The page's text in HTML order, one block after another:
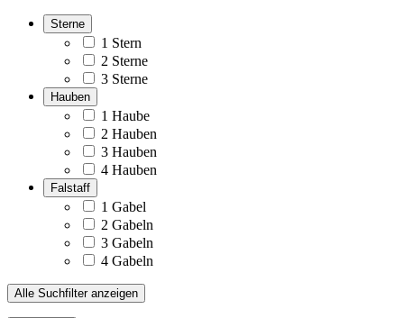
Sterne
1 Stern
2 Sterne
3 Sterne
Hauben
1 Haube
2 Hauben
3 Hauben
4 Hauben
Falstaff
1 Gabel
2 Gabeln
3 Gabeln
4 Gabeln
Alle Suchfilter anzeigen